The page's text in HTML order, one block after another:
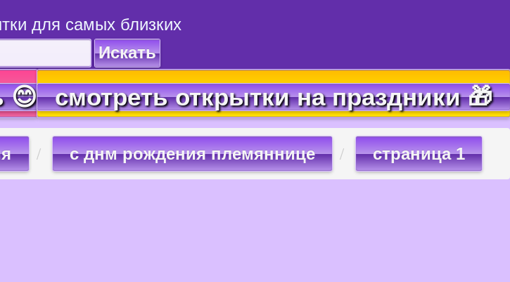
для самых близких
Искать
😊 смотреть открытки на праздники 🎁
с днм рождения племяннице страница 1